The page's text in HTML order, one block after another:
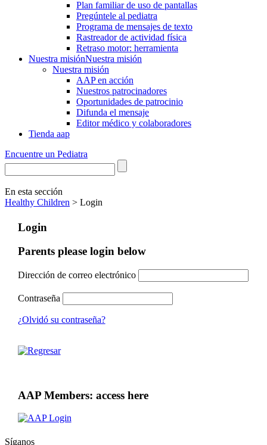
Plan familiar de uso de pantallas
Pregúntele al pediatra
Programa de mensajes de texto
Rastre​​ador de activida​d física
Retraso motor: herramienta
Nuestra misiónNuestra misión
Nuestra misión
AAP en acción
Nuestros patrocinadores
Oportunidades de patrocinio
Difunda el mensaje
Editor médico y colaboradores
Tienda aap
Encuentre un Pediatra
En esta sección
Healthy Children > Login
Login
Parents please login below
Dirección de correo electrónico
Contraseña
¿Olvidó su contraseña?
AAP Members: access here
Síganos